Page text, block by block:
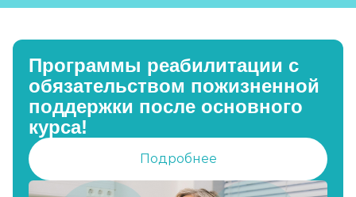
Программы реабилитации с
обязательством пожизненной
поддержки после основного
курса!
Подробнее